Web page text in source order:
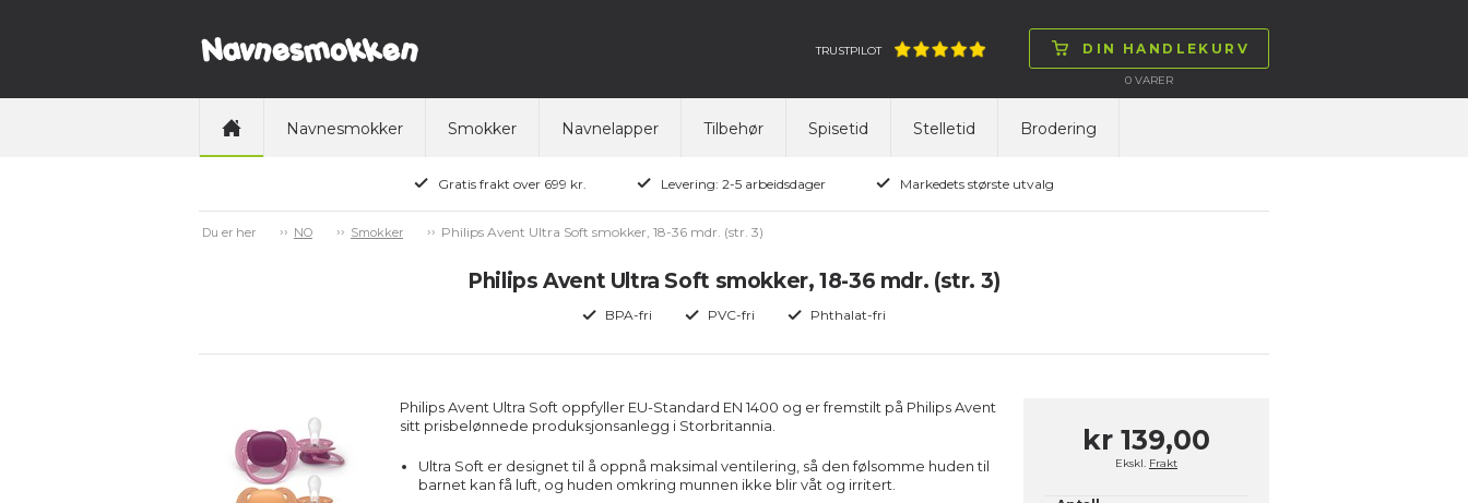
DIN HANDLEKURV
0VARER
TRUSTPILOT
Navnesmokker Smokker Navnelapper Tilbehør Spisetid Stelletid Brodering
Gratis frakt over 699 kr. Levering: 2-5 arbeidsdager Markedets største utvalg
Du er her NO Smokker Philips Avent Ultra Soft smokker, 18-36 mdr. (str. 3)
Philips Avent Ultra Soft smokker, 18-36 mdr. (str. 3)
BPA-fri PVC-fri Phthalat-fri
Philips Avent Ultra Soft oppfyller EU-Standard EN 1400 og er fremstilt på Philips Avent
sitt prisbelønnede produksjonsanlegg i Storbritannia.
Ultra Soft er designet til å oppnå maksimal ventilering, så den følsomme huden til
barnet kan få luft, og huden omkring munnen ikke blir våt og irritert.
kr 139,00
Ekskl. Frakt